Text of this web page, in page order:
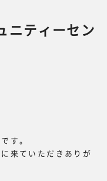
ニティーセン
す。
来ていただきありが